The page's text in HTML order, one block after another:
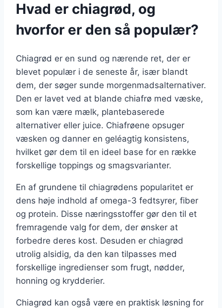
Hvad er chiagrød, og
hvorfor er den så populær?
Chiagrød er en sund og nærende ret, der er
blevet populær i de seneste år, især blandt
dem, der søger sunde morgenmadsalternativer.
Den er lavet ved at blande chiafrø med væske,
som kan være mælk, plantebaserede
alternativer eller juice. Chiafrøene opsuger
væsken og danner en geléagtig konsistens,
hvilket gør dem til en ideel base for en række
forskellige toppings og smagsvarianter.
En af grundene til chiagrødens popularitet er
dens høje indhold af omega-3 fedtsyrer, fiber
og protein. Disse næringsstoffer gør den til et
fremragende valg for dem, der ønsker at
forbedre deres kost. Desuden er chiagrød
utrolig alsidig, da den kan tilpasses med
forskellige ingredienser som frugt, nødder,
honning og krydderier.
Chiagrød kan også være en praktisk løsning for